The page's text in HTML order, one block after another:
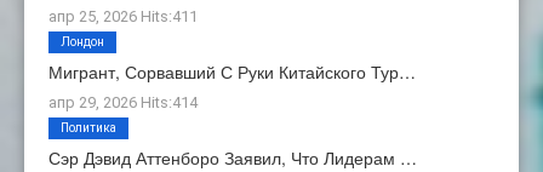
апр 25, 2026 Hits:411
Мигрант, Сорвавший С Руки Китайского Тур…
апр 29, 2026 Hits:414
Лондон
Сэр Дэвид Аттенборо Заявил, Что Лидерам …
Политика